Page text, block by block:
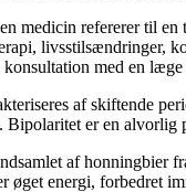
medicin refererer til en
livsstilsændringer,
med en
af skiftende
er en
af honningbier
øget energi, forbedret